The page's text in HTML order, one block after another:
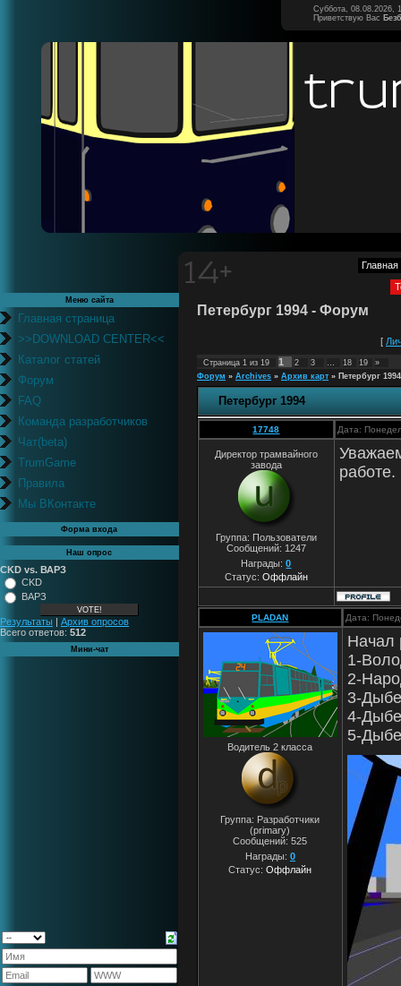
Суббота, 08.08.2026,
Приветствую Вас
Главная
Меню сайта
Главная страница
>>DOWNLOAD CENTER<<
Каталог статей
Форум
FAQ
Команда разработчиков
Чат(beta)
TrumGame
Правила
Мы ВКонтакте
Форма входа
Наш опрос
CKD vs. ВАРЗ
CKD
ВАРЗ
Результаты | Архив опросов
Всего ответов: 512
Мини-чат
Петербург 1994 - Форум
[
Страница 1 из 19 1 2 3 … 18 19
»
Форум » Archives » Архив карт » Петербург 1994
Петербург 1994
17748 Дата:
Директор трамвайного
завода
Группа: Пользователи
Сообщений: 1247
Награды:0
Статус: Оффлайн
работе.
PLADAN Дата:
Водитель 2 класса
Группа: Разработчики
(primary)
Сообщений:525
Награды: 0
Статус:Оффлайн
Начал
1-
2-
3-
4-
5-